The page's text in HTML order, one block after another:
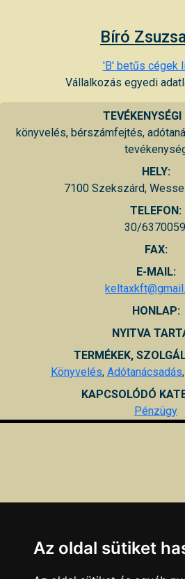
Bíró
'B' betűs cégek
Vállalkozás egyedi
TEVÉKENYSÉGI
könyvelés, bérszámfejtés,
HELY:
7100 Szekszárd,
TELEFON:
30/
FAX:
E-MAIL:
HONLAP:
NYITVA
TERMÉKEK,
Könyvelés, Adótanácsadás,
KAPCSOLÓDÓ
Pénzügy
Az oldal sütiket